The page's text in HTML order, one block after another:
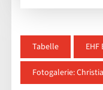
Tabelle
Fotogalerie: